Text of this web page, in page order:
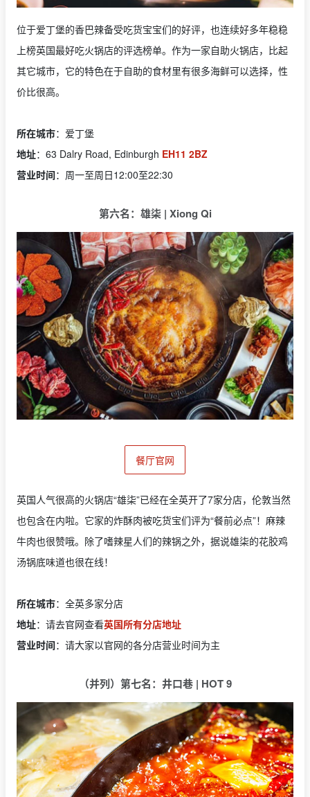
位于爱丁堡的香巴辣备受吃货宝宝们的好评，也连续好多年稳稳
上榜英国最好吃火锅店的评选榜单。作为一家自助火锅店，比起
其它城市，它的特色在于自助的食材里有很多海鲜可以选择，性
价比很高。
所在城市：爱丁堡
地址： 63 Dalry Road, Edinburgh EH11 2BZ
营业时间：周一至周日12:00至22:30
第六名：雄柒 | Xiong Qi
餐厅官网
英国人气很高的火锅店“雄柒”已经在全英开了7家分店，伦敦当然
也包含在内啦。它家的炸酥肉被吃货宝们评为“餐前必点”！麻辣
牛肉也很赞哦。除了嗜辣星人们的辣锅之外，据说雄柒的花胶鸡
汤锅底味道也很在线！
所在城市：全英多家分店
地址：请去官网查看英国所有分店地址
营业时间：请大家以官网的各分店营业时间为主
（并列）第七名：井口巷 | HOT 9